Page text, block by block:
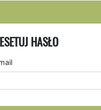
HASŁO